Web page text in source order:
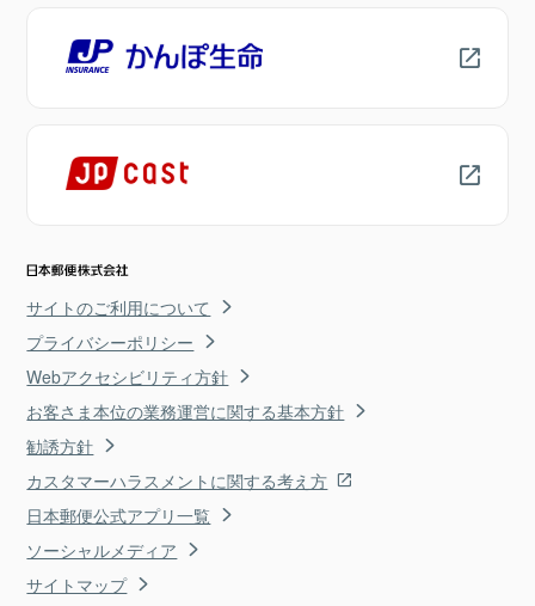
サイトのご利用について
プライバシーポリシー
Webアクセシビリティ方針
お客さま本位の業務運営に関する基本方針
勧誘方針
カスタマーハラスメントに関する考え方
日本郵便公式アプリ一覧
ソーシャルメディア
サイトマップ